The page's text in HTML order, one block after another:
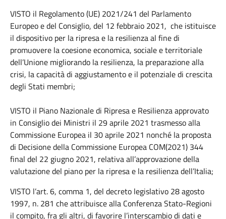
VISTO il Regolamento (UE) 2021/241 del Parlamento
Europeo e del Consiglio, del 12 febbraio 2021, che istituisce
il dispositivo per la ripresa e la resilienza al fine di
promuovere la coesione economica, sociale e territoriale
dell’Unione migliorando la resilienza, la preparazione alla
crisi, la capacità di aggiustamento e il potenziale di crescita
degli Stati membri;
VISTO il Piano Nazionale di Ripresa e Resilienza approvato
in Consiglio dei Ministri il 29 aprile 2021 trasmesso alla
Commissione Europea il 30 aprile 2021 nonché la proposta
di Decisione della Commissione Europea COM(2021) 344
final del 22 giugno 2021, relativa all’approvazione della
valutazione del piano per la ripresa e la resilienza dell’Italia;
VISTO l’art. 6, comma 1, del decreto legislativo 28 agosto
1997, n. 281 che attribuisce alla Conferenza Stato-Regioni
il compito, fra gli altri, di favorire l’interscambio di dati e